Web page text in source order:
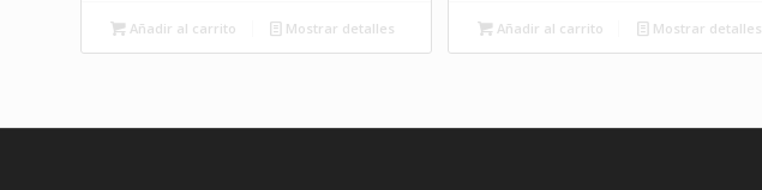
Añadir al carrito Mostrar detalles Añadir al carrito Mostrar detalles